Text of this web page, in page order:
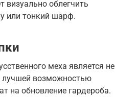
визуально облегчить
или тонкий шарф.
меха является не
лучшей возможностью
на обновление гардероба.